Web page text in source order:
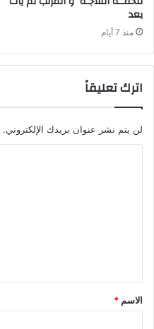
‬بعد‭ ‬
منذ 7 أيام
اترك تعليقاً
لن يتم نشر عنوان بريدك الإلكتروني.
ق
*
الاسم *